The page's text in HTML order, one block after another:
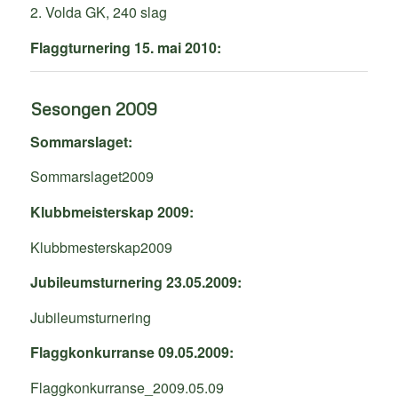
2. Volda GK, 240 slag
Flaggturnering 15. mai 2010:
Sesongen2009
Sommarslaget:
Sommarslaget2009
Klubbmeisterskap 2009:
Klubbmesterskap2009
Jubileumsturnering 23.05.2009:
Jubileumsturnering
Flaggkonkurranse 09.05.2009:
Flaggkonkurranse_2009.05.09